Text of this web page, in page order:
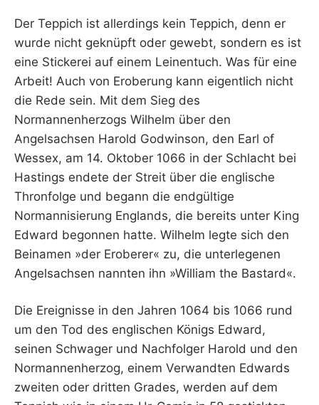
Der Teppich ist allerdings kein Teppich, denn er
wurde nicht geknüpft oder gewebt, sondern es ist
eine Stickerei auf einem Leinentuch. Was für eine
Arbeit! Auch von Eroberung kann eigentlich nicht
die Rede sein. Mit dem Sieg des
Normannenherzogs Wilhelm über den
Angelsachsen Harold Godwinson, den Earl of
Wessex, am 14. Oktober 1066 in der Schlacht bei
Hastings endete der Streit über die englische
Thronfolge und begann die endgültige
Normannisierung Englands, die bereits unter King
Edward begonnen hatte. Wilhelm legte sich den
Beinamen »der Eroberer« zu, die unterlegenen
Angelsachsen nannten ihn »William the Bastard«.
Die Ereignisse in den Jahren 1064 bis 1066 rund
um den Tod des englischen Königs Edward,
seinen Schwager und Nachfolger Harold und den
Normannenherzog, einem Verwandten Edwards
zweiten oder dritten Grades, werden auf dem